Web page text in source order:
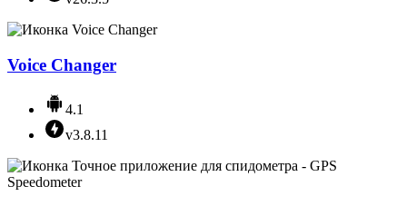
Voice Changer
4.1
v3.8.11